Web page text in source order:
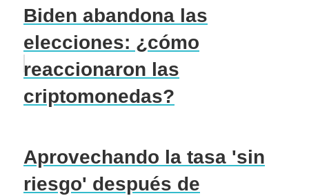
Biden abandona las
elecciones: ¿cómo
reaccionaron las
criptomonedas?
Aprovechando la tasa 'sin
riesgo' después de